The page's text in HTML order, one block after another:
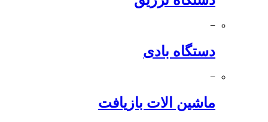
−
دستگاه بادی
−
ماشین الات بازیافت